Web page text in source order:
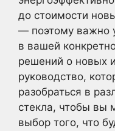
до стоимости
— поэтому важно
в вашей
решений о новых
руководство,
разобраться в
стекла, чтобы вы
выбор того, что